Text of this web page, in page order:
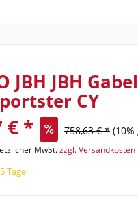
JBH JBH
CY
€ * 758,63 € *
MwSt.zzgl. Versandkosten
Tage